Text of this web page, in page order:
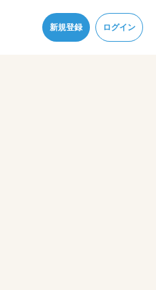
新規登録
ログイン